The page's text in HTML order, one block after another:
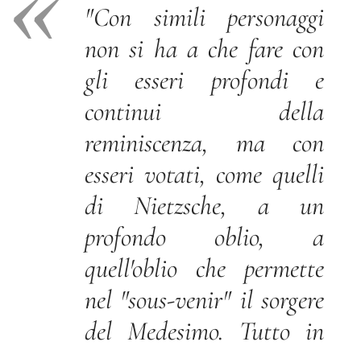
"Con simili personaggi
non si ha a che fare con
gli esseri profondi e
continui della
reminiscenza, ma con
esseri votati, come quelli
di Nietzsche, a un
profondo oblio, a
quell'oblio che permette
nel "sous-venir" il sorgere
del Medesimo. Tutto in